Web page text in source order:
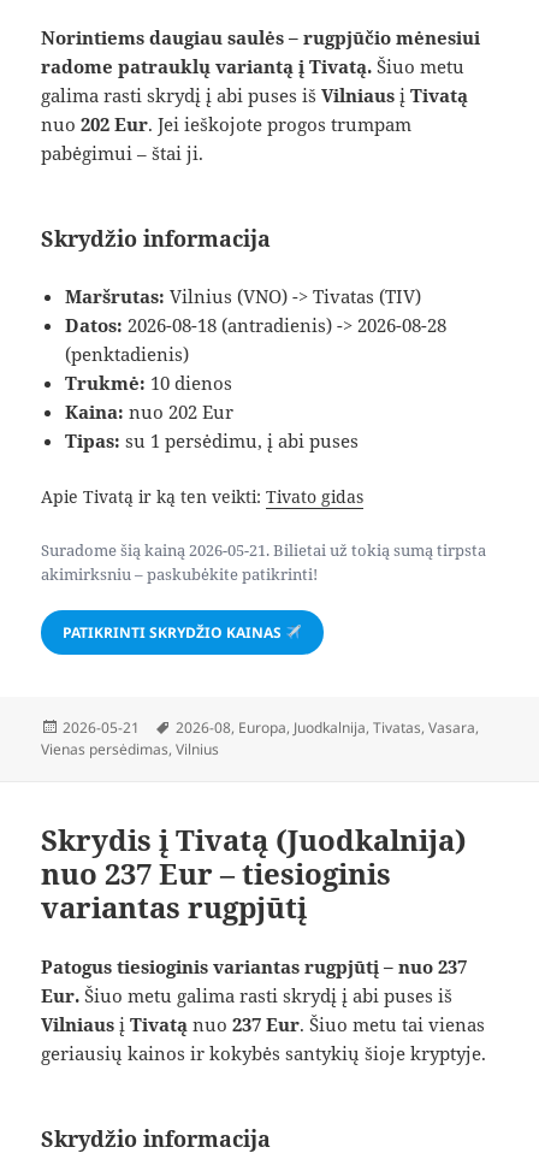
Norintiems daugiau saulės – rugpjūčio mėnesiui
radome patrauklų variantą į Tivatą. Šiuo metu
galima rasti skrydį į abi puses išVilniaus įTivatą
nuo202 Eur. Jei ieškojote progos trumpam
pabėgimui – štai ji.
Skrydžio informacija
Maršrutas: Vilnius (VNO) -> Tivatas (TIV)
Datos: 2026-08-18 (antradienis) -> 2026-08-28
(penktadienis)
Trukmė: 10 dienos
Kaina: nuo 202 Eur
Tipas: su 1 persėdimu, į abi puses
Apie Tivatą ir ką ten veikti:Tivato gidas
Suradome šią kainą 2026-05-21. Bilietai už tokią sumą tirpsta
akimirksniu – paskubėkite patikrinti!
PATIKRINTI SKRYDŽIO KAINAS
Paskelbta
2026-05-21 Žymos
2026-08, Europa, Juodkalnija,Tivatas,Vasara,
Vienas persėdimas,Vilnius
Skrydis į Tivatą (Juodkalnija)
nuo 237 Eur – tiesioginis
variantas rugpjūtį
Patogus tiesioginis variantas rugpjūtį – nuo 237
Eur. Šiuo metu galima rasti skrydį į abi puses iš
Vilniaus įTivatą nuo237 Eur. Šiuo metu tai vienas
geriausių kainos ir kokybės santykių šioje kryptyje.
Skrydžio informacija